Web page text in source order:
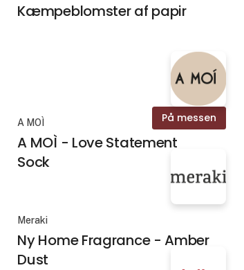
Kæmpeblomster af papir
På messen
A MOÌ
A MOÌ - Love Statement
Sock
Meraki
Ny Home Fragrance - Amber
Dust